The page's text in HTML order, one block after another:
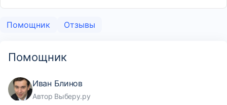
Помощник Отзывы
Помощник
Иван Блинов
Автор Выберу.ру